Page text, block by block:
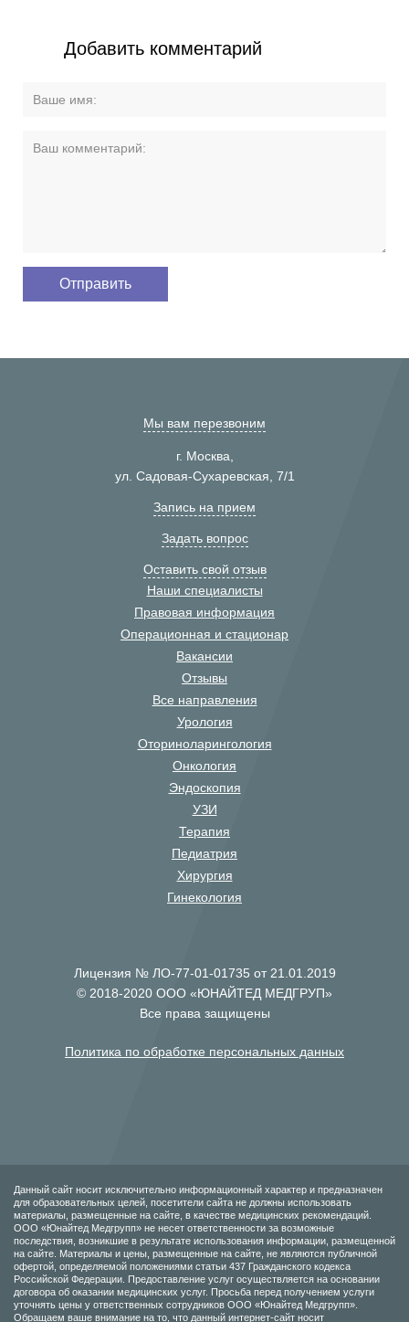
Добавить комментарий
Мы вам перезвоним
г. Москва,
ул. Садовая-Сухаревская, 7/1
Запись на прием
Задать вопрос
Оставить свой отзыв
Наши специалисты
Правовая информация
Операционная и стационар
Вакансии
Отзывы
Все направления
Урология
Оториноларингология
Онкология
Эндоскопия
УЗИ
Терапия
Педиатрия
Хирургия
Гинекология
Лицензия № ЛО-77-01-01735 от 21.01.2019
© 2018-2020 ООО «ЮНАЙТЕД МЕДГРУП»
Все права защищены
Политика по обработке персональных данных
Данный сайт носит исключительно информационный характер и предназначен
для образовательных целей, посетители сайта не должны использовать
материалы, размещенные на сайте, в качестве медицинских рекомендаций.
ООО «Юнайтед Медгрупп» не несет ответственности за возможные
последствия, возникшие в результате использования информации, размещенной
на сайте. Материалы и цены, размещенные на сайте, не являются публичной
офертой, определяемой положениями статьи 437 Гражданского кодекса
Российской Федерации. Предоставление услуг осуществляется на основании
договора об оказании медицинских услуг. Просьба перед получением услуги
уточнять цены у ответственных сотрудников ООО «Юнайтед Медгрупп».
Обращаем ваше внимание на то, что данный интернет-сайт носит